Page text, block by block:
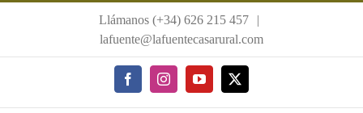
Llámanos (+34) 626 215 457
|
lafuente@lafuentecasarural.com
FacebookInstagramYouTube
X